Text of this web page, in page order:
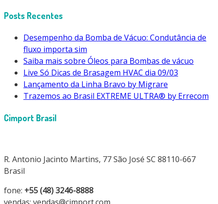
Posts Recentes
Desempenho da Bomba de Vácuo: Condutância de
fluxo importa sim
Saiba mais sobre Óleos para Bombas de vácuo
Live Só Dicas de Brasagem HVAC dia 09/03
Lançamento da Linha Bravo by Migrare
Trazemos ao Brasil EXTREME ULTRA® by Errecom
Cimport Brasil
R. Antonio Jacinto Martins, 77 São José SC 88110-667
Brasil
fone: +55 (48) 3246-8888